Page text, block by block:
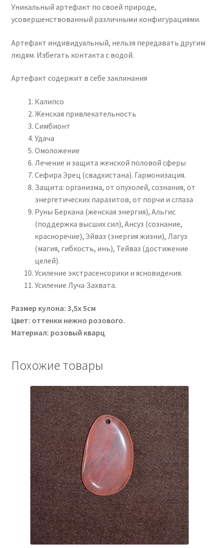
Уникальный артефакт по своей природе,
усовершенствованный различными конфигурациями.
Артефакт индивидуальный, нельзя передавать другим
людям. Избегать контакта с водой.
Артефакт содержит в себе заклинания
Калипсо
Женская привлекательность
Симбионт
Удача
Омоложение
Лечение и защита женской половой сферы
Сефира Эрец (свадхистана). Гармонизация.
Защита: организма, от опухолей, сознания, от
энергетических паразитов, от порчи и сглаза
Руны Беркана (женская энергия), Альгис
(поддержка высших сил), Ансуз (сознание,
красноречие), Эйваз (энергия жизни), Лагуз
(магия, гибкость, инь), Тейваз (достижение
целей).
Усиление экстрасенсорики и ясновидения.
Усиление Луча Захвата.
Размер кулона: 3,5х 5см
Цвет: оттенки нежно розового.
Материал: розовый кварц
Похожие товары